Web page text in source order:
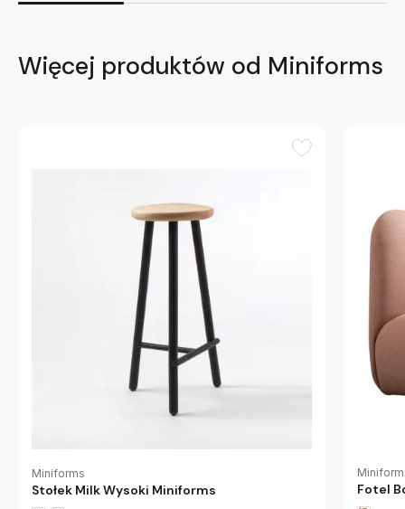
Więcej produktów od Miniforms
Miniforms
Stołek Milk Wysoki Miniforms Fotel